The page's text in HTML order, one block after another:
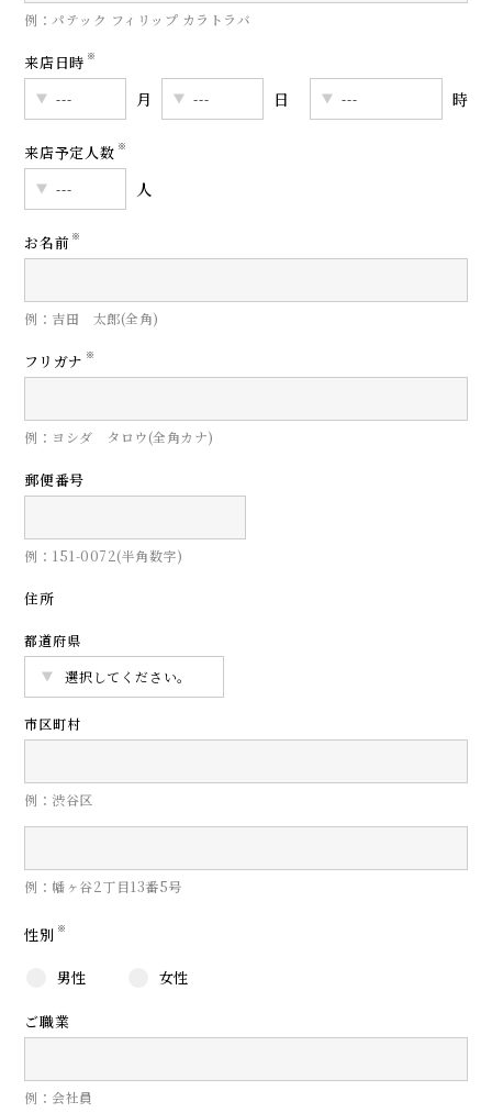
例：パテック フィリップ カラトラバ
来店日時 ※
月 日 時
来店予定人数 ※
人
お名前 ※
例：吉田 太郎(全角)
フリガナ ※
例：ヨシダ タロウ(全角カナ)
郵便番号
例：151-0072(半角数字)
住所
都道府県
市区町村
例：渋谷区
例：幡ヶ谷2丁目13番5号
性別 ※
男性 女性
ご職業
例：会社員